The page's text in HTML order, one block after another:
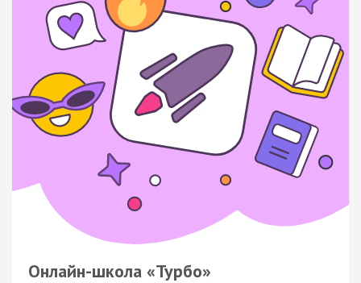
Онлайн-школа «Турбо»